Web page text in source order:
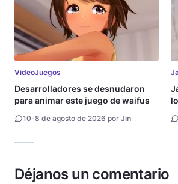
VideoJuegos
Desarrolladores se desnudaron
para animar este juego de waifus
10-8 de agosto de 2026 por Jin
Déjanos un comentario